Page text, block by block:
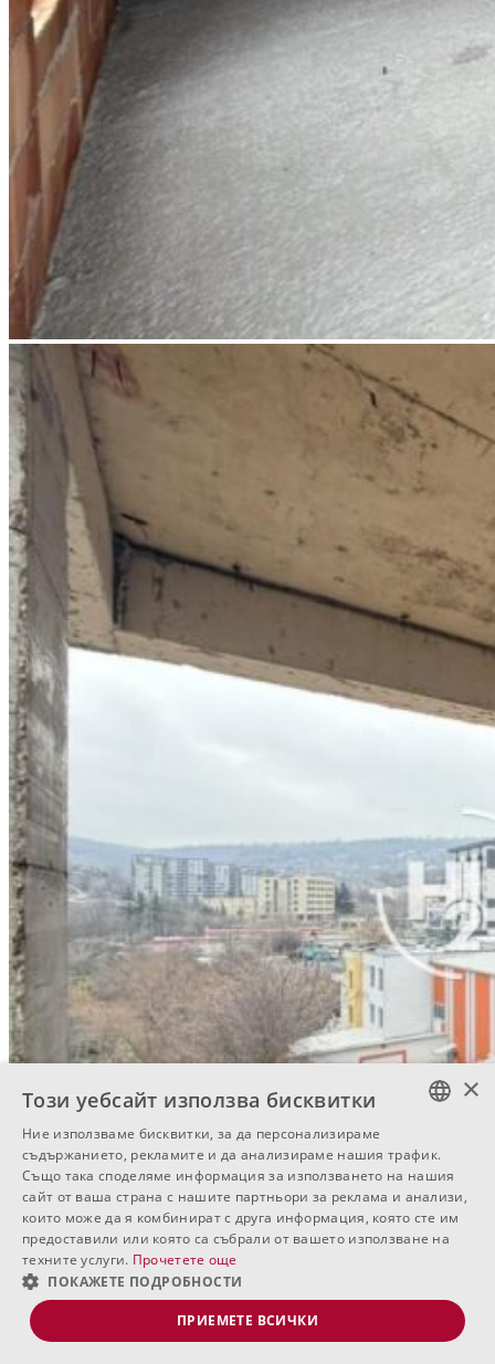
BULGARIAN
ENGLISH
RUSSIAN
×
Този уебсайт използва бисквитки
Ние използваме бисквитки, за да персонализираме
съдържанието, рекламите и да анализираме нашия трафик.
Също така споделяме информация за използването на нашия
сайт от ваша страна с нашите партньори за реклама и анализи,
които може да я комбинират с друга информация, която сте им
предоставили или която са събрали от вашето използване на
техните услуги. Прочетете още
ПОКАЖЕТЕ ПОДРОБНОСТИ
ПРИЕМЕТЕ ВСИЧКИ